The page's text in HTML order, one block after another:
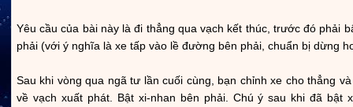
Yêu cầu của bài này là đi thẳng qua vạch kết thúc, trước đó phải
phải (với ý nghĩa là xe tấp vào lề đường bên phải, chuẩn bị dừng
Sau khi vòng qua ngã tư lần cuối cùng, bạn chỉnh xe cho thẳng
về vạch xuất phát. Bật xi-nhan bên phải. Chú ý sau khi đã bật